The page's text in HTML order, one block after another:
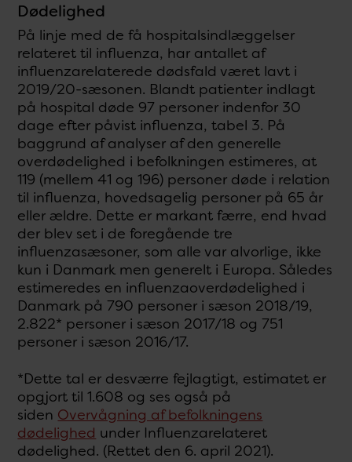
Dødelighed
På linje med de få hospitalsindlæggelser
relateret til influenza, har antallet af
influenzarelaterede dødsfald været lavt i
2019/20-sæsonen. Blandt patienter indlagt
på hospital døde 97 personer indenfor 30
dage efter påvist influenza, tabel 3. På
baggrund af analyser af den generelle
overdødelighed i befolkningen estimeres, at
119 (mellem 41 og 196) personer døde i relation
til influenza, hovedsagelig personer på 65 år
eller ældre. Dette er markant færre, end hvad
der blev set i de foregående tre
influenzasæsoner, som alle var alvorlige, ikke
kun i Danmark men generelt i Europa. Således
estimeredes en influenzaoverdødelighed i
Danmark på 790 personer i sæson 2018/19,
2.822* personer i sæson 2017/18 og 751
personer i sæson 2016/17.
*Dette tal er desværre fejlagtigt, estimatet er
opgjort til 1.608 og ses også på
siden Overvågning af befolkningens
dødelighed under Influenzarelateret
dødelighed. (Rettet den 6. april 2021).